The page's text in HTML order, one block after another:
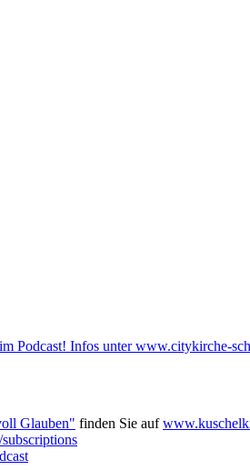
Podcast! Infos unter www.citykirche-
Glauben" finden Sie auf